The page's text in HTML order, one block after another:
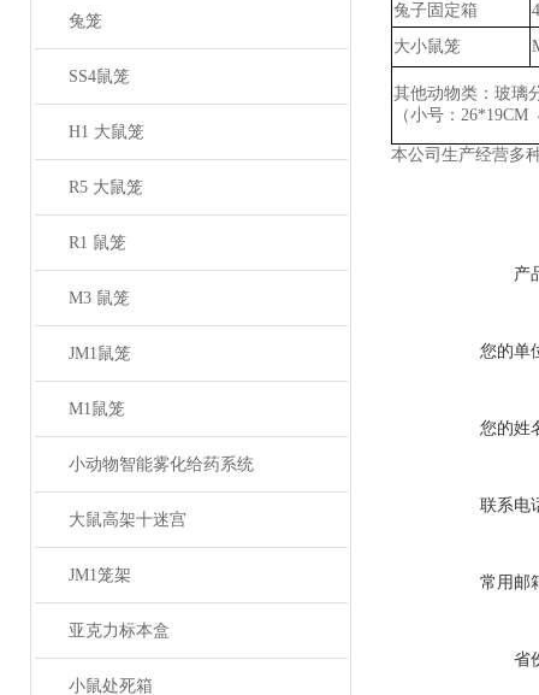
兔笼
SS4鼠笼
H1 大鼠笼
R5 大鼠笼
R1 鼠笼
M3 鼠笼
JM1鼠笼
M1鼠笼
小动物智能雾化给药系统
大鼠高架十迷宫
JM1笼架
亚克力标本盒
小鼠处死箱
兔子固定箱
大小鼠笼
其他动物类：玻璃
（小号： 26*19CM
本公司生产经营多
产
您的单
您的姓
联系电
常用邮
省